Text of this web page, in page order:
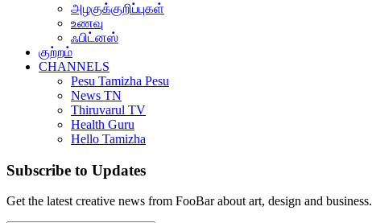
அழகுக்குறிப்புகள்
உணவு
ஃபிட்னஸ்
குற்றம்
CHANNELS
Pesu Tamizha Pesu
News TN
Thiruvarul TV
Health Guru
Hello Tamizha
Subscribe to Updates
Get the latest creative news from FooBar about art, design and business.